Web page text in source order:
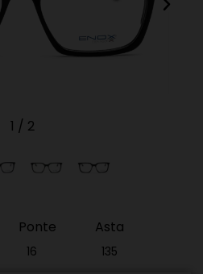
1 / 2
Ponte
16
Asta
135